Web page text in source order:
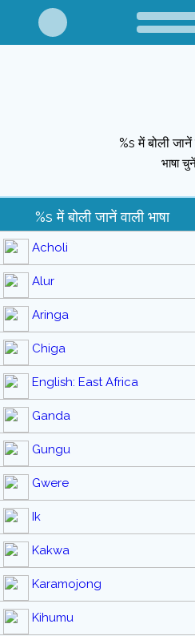
%s में बोली जानें
भाषा
%s में बोली जानें वाली भाषा
Acholi
Alur
Aringa
Chiga
English: East Africa
Ganda
Gungu
Gwere
Ik
Kakwa
Karamojong
Kihumu